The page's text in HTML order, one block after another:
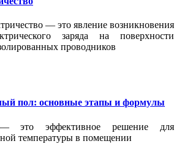
— это явление возникновения
заряда на поверхности
проводников
пол: основные этапы и формулы
это эффективное решение для
температуры в помещении